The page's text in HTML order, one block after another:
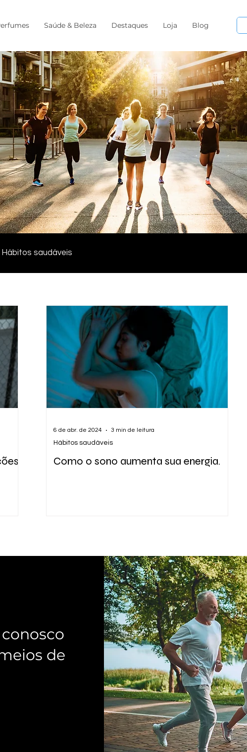
Saúde & Beleza Destaques Loja Blog
Hábitos saudáveis
Como o sono aumenta sua energia.
Hábitos saudáveis
6 de abr. de 2024 3 min de leitura
de